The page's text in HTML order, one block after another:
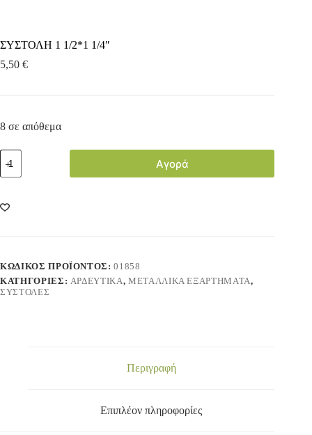
ΣΥΣΤΟΛΗ 1 1/2*1 1/4″
5,50 €
8 σε απόθεμα
Αγορά
ΚΩΔΙΚΌΣ ΠΡΟΪΌΝΤΟΣ:01858
ΚΑΤΗΓΟΡΊΕΣ: ΑΡΔΕΥΤΙΚΑ, ΜΕΤΑΛΛΙΚΑ ΕΞΑΡΤΗΜΑΤΑ,
ΣΥΣΤΟΛΕΣ
Περιγραφή
Επιπλέον πληροφορίες